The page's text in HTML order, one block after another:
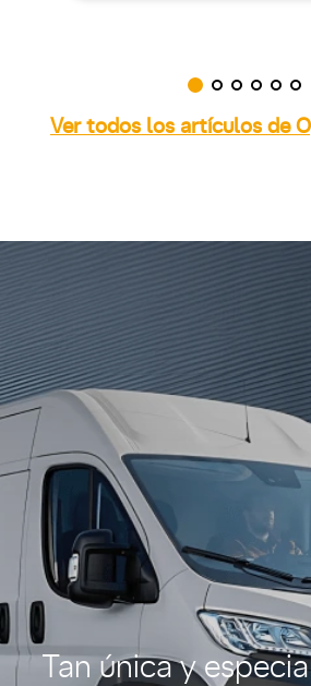
Ver todos los artículos de
Tan única y